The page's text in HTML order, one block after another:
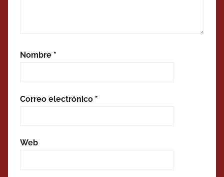
Nombre *
Correo electrónico *
Web